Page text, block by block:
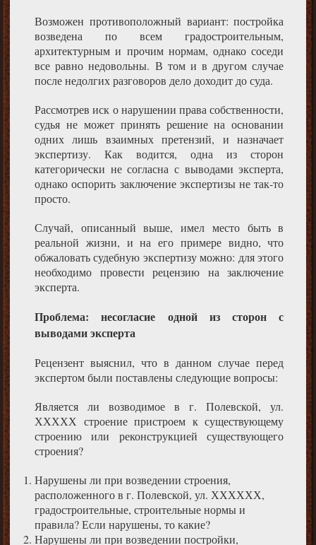
Возможен противоположный вариант: постройка
возведена по всем градостроительным,
архитектурным и прочим нормам, однако соседи
все равно недовольны. В том и в другом случае
после недолгих разговоров дело доходит до суда.
Рассмотрев иск о нарушении права собственности,
судья не может принять решение на основании
одних лишь взаимных претензий, и назначает
экспертизу. Как водится, одна из сторон
категорически не согласна с выводами эксперта,
однако оспорить заключение экспертизы не так-то
просто.
Случай, описанный выше, имел место быть в
реальной жизни, и на его примере видно, что
обжаловать судебную экспертизу можно: для этого
необходимо провести рецензию на заключение
эксперта.
Проблема: несогласие одной из сторон с
выводами эксперта
Рецензент выяснил, что в данном случае перед
экспертом были поставлены следующие вопросы:
Является ли возводимое в г. Полевской, ул.
ХХХХХ строение пристроем к существующему
строению или реконструкцией существующего
строения?
Нарушены ли при возведении строения,
расположенного в г. Полевской, ул. ХХХХХХ,
градостроительные, строительные нормы и
правила? Если нарушены, то какие?
Нарушены ли при возведении постройки,